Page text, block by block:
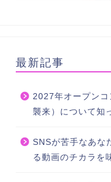
最新記事
2027年オープンコ
襲来）について知
SNSが苦手なあな
る動画のチカラを